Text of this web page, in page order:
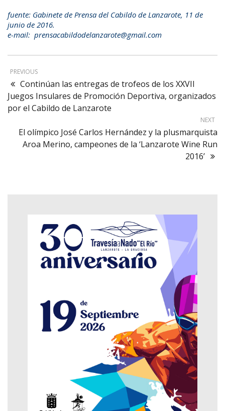
fuente: Gabinete de Prensa del Cabildo de Lanzarote, 11 de
junio de 2016.
e-mail: prensacabildodelanzarote@gmail.com
PREVIOUS
Continúan las entregas de trofeos de los XXVII
Juegos Insulares de Promoción Deportiva, organizados
por el Cabildo de Lanzarote
NEXT
El olímpico José Carlos Hernández y la plusmarquista
Aroa Merino, campeones de la ‘Lanzarote Wine Run
2016’